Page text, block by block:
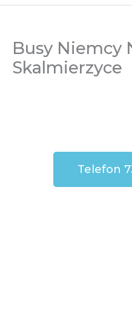
Busy Niemcy
Skalmierzyce
Telefon